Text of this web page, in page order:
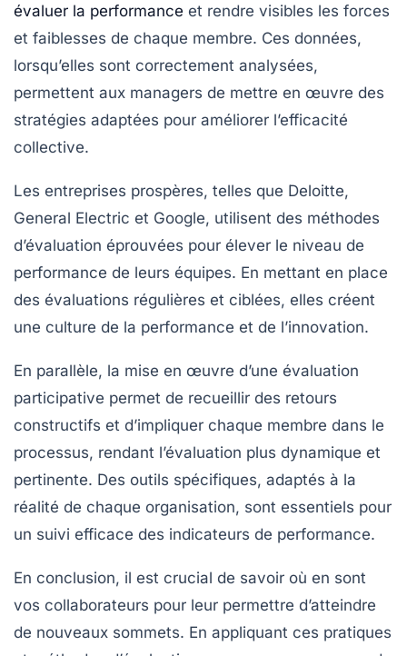
évaluer la performance et rendre visibles les forces
et faiblesses de chaque membre. Ces données,
lorsqu’elles sont correctement analysées,
permettent aux managers de mettre en œuvre des
stratégies adaptées pour améliorer l’efficacité
collective.
Les entreprises prospères, telles que Deloitte,
General Electric et Google, utilisent des méthodes
d’évaluation éprouvées pour élever le niveau de
performance de leurs équipes. En mettant en place
des évaluations régulières et ciblées, elles créent
une culture de la performance et de l’innovation.
En parallèle, la mise en œuvre d’une évaluation
participative permet de recueillir des retours
constructifs et d’impliquer chaque membre dans le
processus, rendant l’évaluation plus dynamique et
pertinente. Des outils spécifiques, adaptés à la
réalité de chaque organisation, sont essentiels pour
un suivi efficace des indicateurs de performance.
En conclusion, il est crucial de savoir où en sont
vos collaborateurs pour leur permettre d’atteindre
de nouveaux sommets. En appliquant ces pratiques